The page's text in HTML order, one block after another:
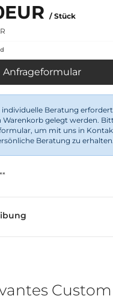
/ Stück
Anfrageformular
Beratung
Warenkorb gelegt werden.
um mit uns in
Beratung zu erhalten.
Custom